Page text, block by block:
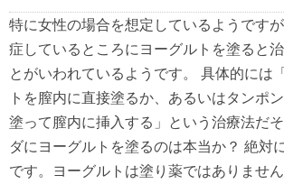
特に女性の場合を想定しているようです
症しているところにヨーグルトを塗ると
とがいわれているようです。 具体的には
トを膣内に直接塗るか、あるいはタンポ
塗って膣内に挿入する」という治療法だ
ダにヨーグルトを塗るのは本当か？ 絶対
です。ヨーグルトは塗り薬ではありませ